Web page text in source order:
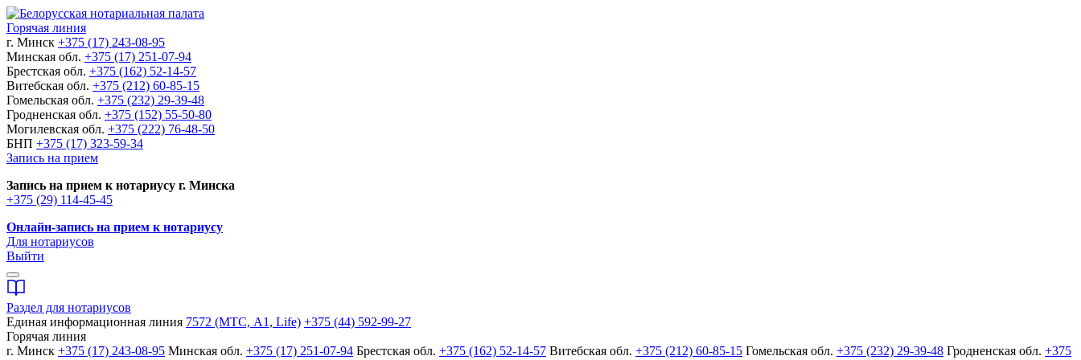
Горячая линия
г. Минск +375 (17) 243-08-95
Минская обл. +375 (17) 251-07-94
Брестская обл. +375 (162) 52-14-57
Витебская обл. +375 (212) 60-85-15
Гомельская обл. +375 (232) 29-39-48
Гродненская обл. +375 (152) 55-50-80
Могилевская обл. +375 (222) 76-48-50
БНП +375 (17) 323-59-34
Запись на прием
Запись на прием к нотариусу г. Минска
+375 (29) 114-45-45
Онлайн-запись на прием к нотариусу
Для нотариусов
Выйти
Раздел для нотариусов
Единая информационная линия 7572 (МТС, A1, Life) +375 (44) 592-99-27
Горячая линия
г. Минск +375 (17) 243-08-95 Минская обл. +375 (17) 251-07-94 Брестская обл. +375 (162) 52-14-57 Витебская обл. +375 (212) 60-85-15 Гомельская обл. +375 (232) 29-39-48 Гродненская обл. +375